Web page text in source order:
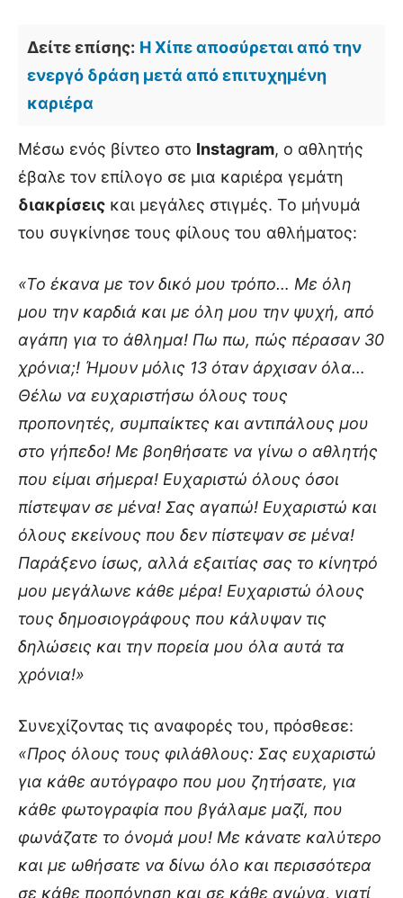
Δείτε επίσης: Η Χίπε αποσύρεται από την
ενεργό δράση μετά από επιτυχημένη
καριέρα
Μέσω ενός βίντεο στο Instagram, ο αθλητής
έβαλε τον επίλογο σε μια καριέρα γεμάτη
διακρίσεις και μεγάλες στιγμές. Το μήνυμά
του συγκίνησε τους φίλους του αθλήματος:
«Το έκανα με τον δικό μου τρόπο… Με όλη
μου την καρδιά και με όλη μου την ψυχή, από
αγάπη για το άθλημα! Πω πω, πώς πέρασαν 30
χρόνια;! Ήμουν μόλις 13 όταν άρχισαν όλα…
Θέλω να ευχαριστήσω όλους τους
προπονητές, συμπαίκτες και αντιπάλους μου
στο γήπεδο! Με βοηθήσατε να γίνω ο αθλητής
που είμαι σήμερα! Ευχαριστώ όλους όσοι
πίστεψαν σε μένα! Σας αγαπώ! Ευχαριστώ και
όλους εκείνους που δεν πίστεψαν σε μένα!
Παράξενο ίσως, αλλά εξαιτίας σας το κίνητρό
μου μεγάλωνε κάθε μέρα! Ευχαριστώ όλους
τους δημοσιογράφους που κάλυψαν τις
δηλώσεις και την πορεία μου όλα αυτά τα
χρόνια!»
Συνεχίζοντας τις αναφορές του, πρόσθεσε:
«Προς όλους τους φιλάθλους: Σας ευχαριστώ
για κάθε αυτόγραφο που μου ζητήσατε, για
κάθε φωτογραφία που βγάλαμε μαζί, που
φωνάζατε το όνομά μου! Με κάνατε καλύτερο
και με ωθήσατε να δίνω όλο και περισσότερα
σε κάθε προπόνηση και σε κάθε αγώνα, γιατί